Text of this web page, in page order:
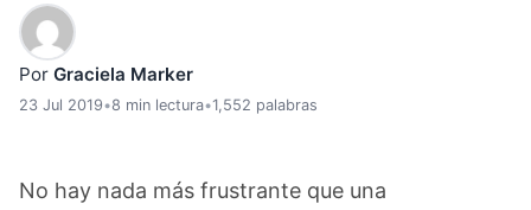
Por Graciela Marker
23 Jul 2019•8 min lectura•1,552 palabras
No hay nada más frustrante que una